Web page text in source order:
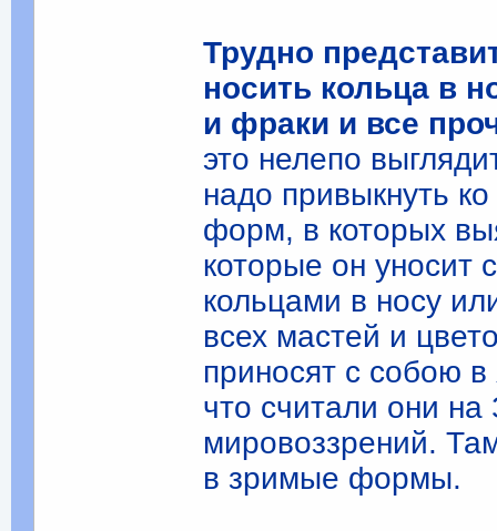
Трудно
носить кольца в
и фраки и все
это нелепо
надо привыкнуть
форм, в которых
которые он уносит
кольцами в носу
всех мастей и
приносят с собою
что считали они
мировоззрений.
в зримые формы.